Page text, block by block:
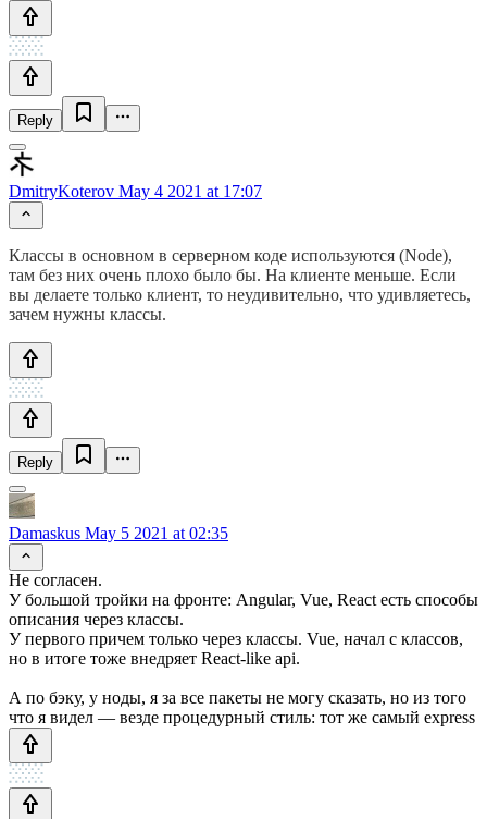
Reply
DmitryKoterov May 4 2021 at 17:07
Классы в основном в серверном коде используются (Node),
там без них очень плохо было бы. На клиенте меньше. Если
вы делаете только клиент, то неудивительно, что удивляетесь,
зачем нужны классы.
Reply
Damaskus May 5 2021 at 02:35
Не согласен.
У большой тройки на фронте: Angular, Vue, React есть способы
описания через классы.
У первого причем только через классы. Vue, начал с классов,
но в итоге тоже внедряет React-like api.
А по бэку, у ноды, я за все пакеты не могу сказать, но из того
что я видел — везде процедурный стиль: тот же самый express